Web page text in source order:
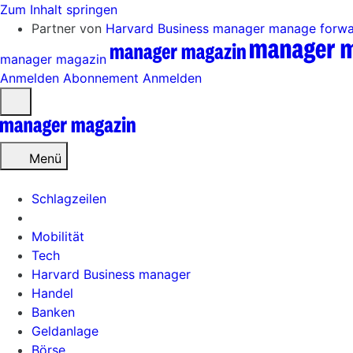
Zum Inhalt springen
Partner von Harvard Business manager manage
manager magazin
Anmelden Abonnement Anmelden
öffnen
Menü
Schlagzeilen
Mobilität
Tech
Harvard Business manager
Handel
Banken
Geldanlage
Börse